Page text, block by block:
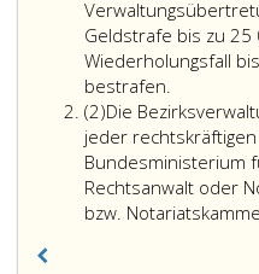
Geldstrafe bis zu 25
Wiederholungsfall
bestrafen.
gegen
427
und
429
(2)Absatz
2
Die
jeder
Bundesministerium
Rechtsanwalt oder
bzw.